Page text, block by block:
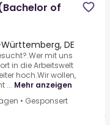
of
DE
mit uns
in die Arbeitswelt
hoch.Wir wollen,
... Mehr anzeigen
• Gesponsert